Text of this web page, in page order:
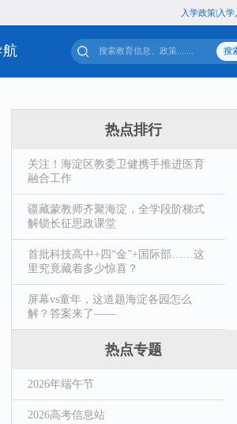
专题 站群导航
热点排行
关注！海淀区教委卫健携手推进医育
融合工作
疆藏蒙教师齐聚海淀，全学段阶梯式
解锁长征思政课堂
首批科技高中+四“金”+国际部……这
里究竟藏着多少惊喜？
屏幕vs童年，这道题海淀各园怎么
解？答案来了——
热点专题
2026年端午节
2026高考信息站